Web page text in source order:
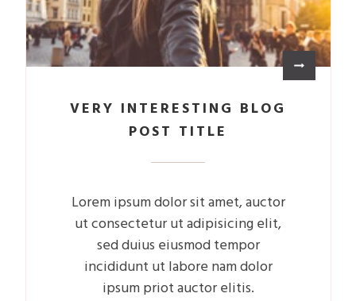
VERY INTERESTING BLOG
POST TITLE
Lorem ipsum dolor sit amet, auctor
ut consectetur ut adipisicing elit,
sed duius eiusmod tempor
incididunt ut labore nam dolor
ipsum priot auctor elitis.